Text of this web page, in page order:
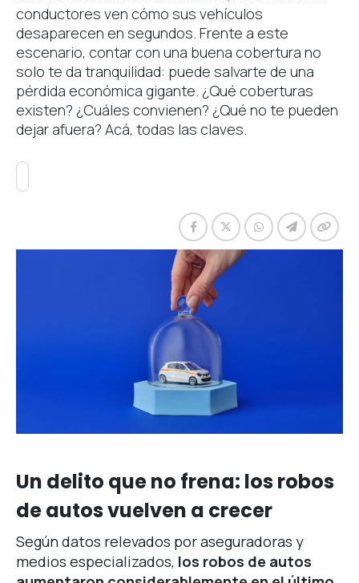
conductores ven cómo sus vehículos
desaparecen en segundos. Frente a este
escenario, contar con una buena cobertura no
solo te da tranquilidad: puede salvarte de una
pérdida económica gigante. ¿Qué coberturas
existen? ¿Cuáles convienen? ¿Qué no te pueden
dejar afuera? Acá, todas las claves.
Un delito que no frena: los robos
de autos vuelven a crecer
Según datos relevados por aseguradoras y
medios especializados, los robos de autos